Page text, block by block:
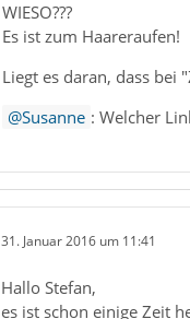
WIESO???
Es ist zum Haareraufen!
Liegt es daran, dass bei
Susanne : Welcher
31. Januar 2016 um 11:41
Hallo Stefan,
es ist schon einige Zeit